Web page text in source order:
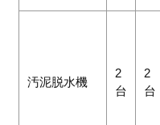
汚泥脱水機
2
台
2
台